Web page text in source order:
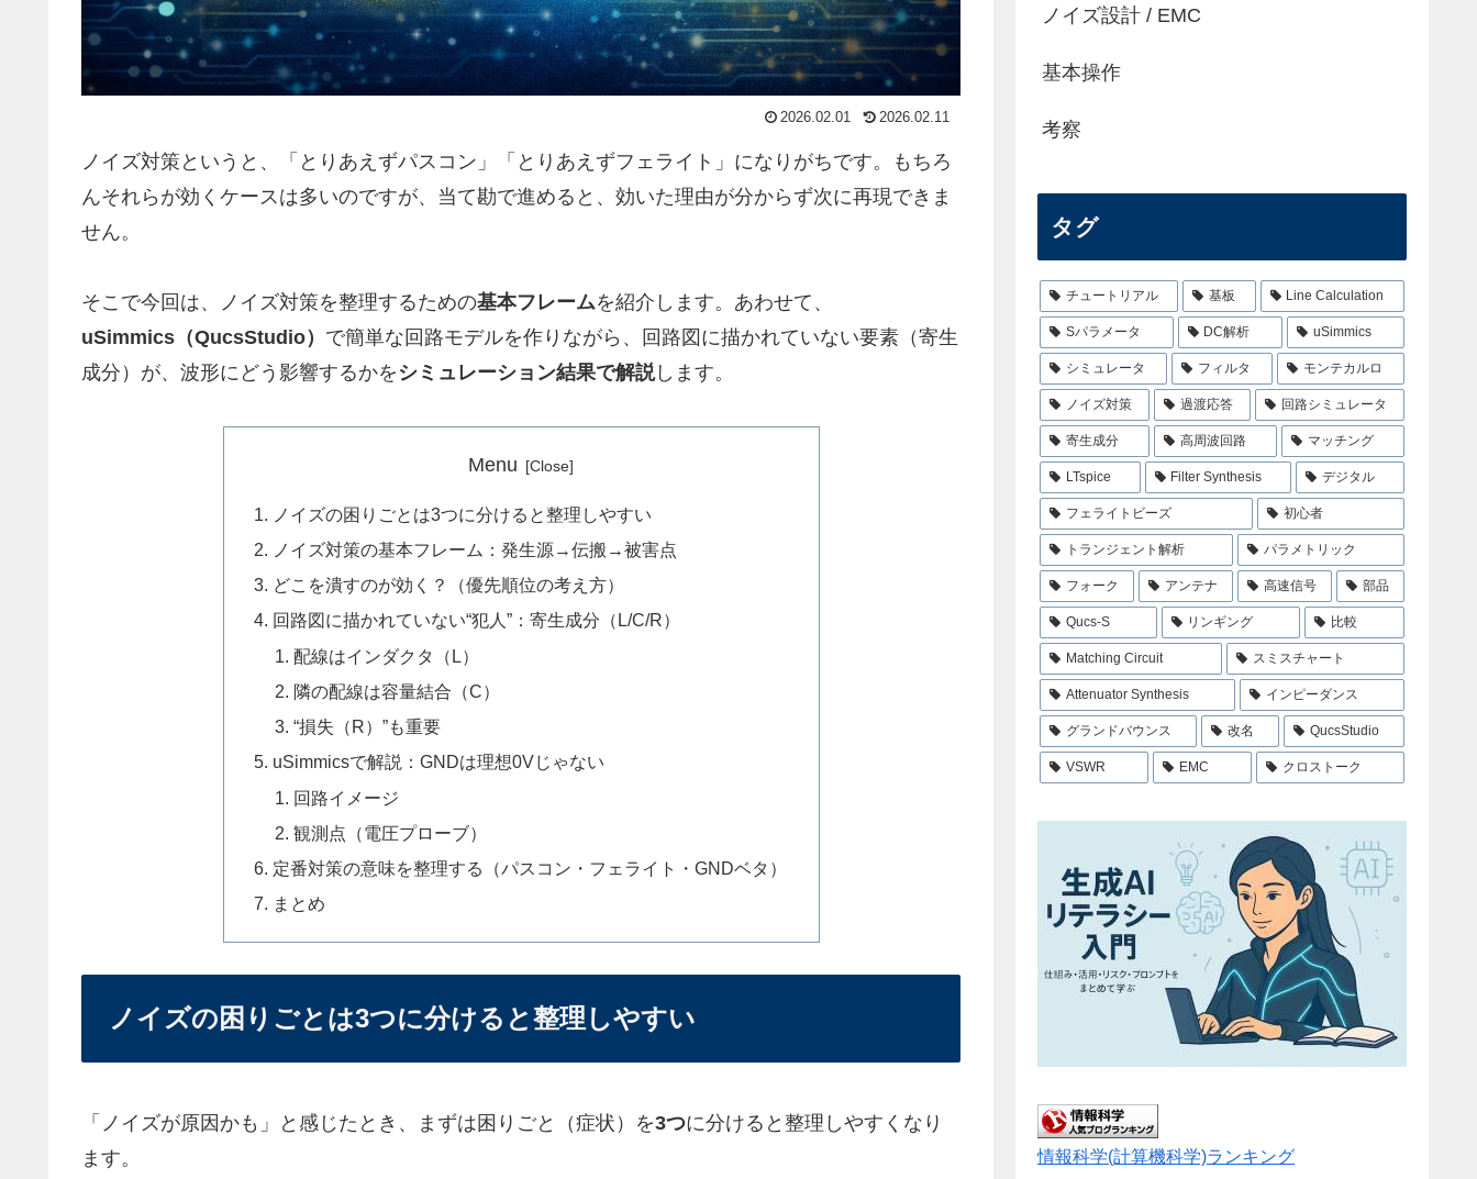
2026.02.01 2026.02.11
ノイズ対策というと、「とりあえずパスコン」「とりあえずフェライト」になりがちです。もちろ
んそれらが効くケースは多いのですが、当て勘で進めると、効いた理由が分からず次に再現できま
せん。
そこで今回は、ノイズ対策を整理するための基本フレームを紹介します。あわせて、
uSimmics（QucsStudio） で簡単な回路モデルを作りながら、回路図に描かれていない要素（寄生
成分）が、波形にどう影響するかを シミュレーション結果で解説します。
Menu
ノイズの困りごとは3つに分けると整理しやすい
ノイズ対策の基本フレーム：発生源→伝搬→被害点
どこを潰すのが効く？（優先順位の考え方）
回路図に描かれていない“犯人”：寄生成分（L/C/R）
配線はインダクタ（L）
隣の配線は容量結合（C）
“損失（R）”も重要
uSimmicsで解説：GNDは理想0Vじゃない
回路イメージ
観測点（電圧プローブ）
定番対策の意味を整理する（パスコン・フェライト・GNDベタ）
まとめ
ノイズの困りごとは3つに分けると整理しやすい
「ノイズが原因かも」と感じたとき、まずは困りごと（症状）を3つに分けると整理しやすくなり
ます。
ノイズ設計 / EMC
基本操作
考察
タグ
チュートリアル 基板 Line Calculation
Sパラメータ DC解析 uSimmics
シミュレータ フィルタ モンテカルロ
ノイズ対策 過渡応答 回路シミュレータ
寄生成分 高周波回路 マッチング
LTspice Filter Synthesis デジタル
フェライトビーズ 初心者
トランジェント解析 パラメトリック
フォーク アンテナ 高速信号 部品
Qucs-S リンギング 比較
Matching Circuit スミスチャート
Attenuator Synthesis インピーダンス
グランドバウンス 改名 QucsStudio
VSWR EMC クロストーク
情報科学(計算機科学)ランキング